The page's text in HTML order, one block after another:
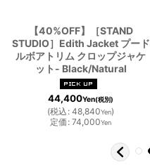
【40%OFF】［STAND
STUDIO］Edith Jacket プード
ルボアトリム クロップジャケ
ット- Black/Natural
44,400Yen(税別)
(税込 : 48,840Yen)
定価 : 74,000Yen